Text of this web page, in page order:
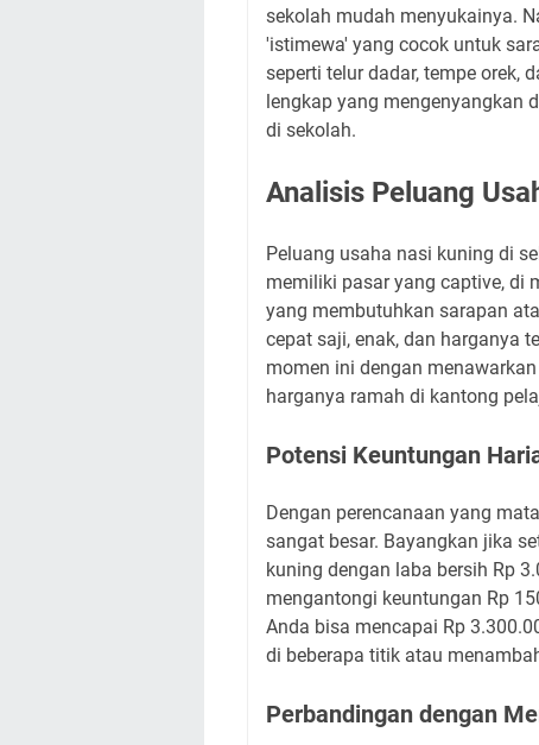
sekolah mudah menyukainya.
'istimewa' yang cocok untuk
seperti telur dadar, tempe orek,
lengkap yang mengenyangkan
di sekolah.
Analisis Peluang
Peluang usaha nasi kuning di
memiliki pasar yang captive, di
yang membutuhkan sarapan
cepat saji, enak, dan harganya
momen ini dengan
harganya ramah di kantong
Potensi Keuntungan
Dengan perencanaan yang
sangat besar. Bayangkan jika
kuning dengan laba bersih Rp
mengantongi keuntungan Rp
Anda bisa mencapai Rp
di beberapa titik atau
Perbandingan dengan